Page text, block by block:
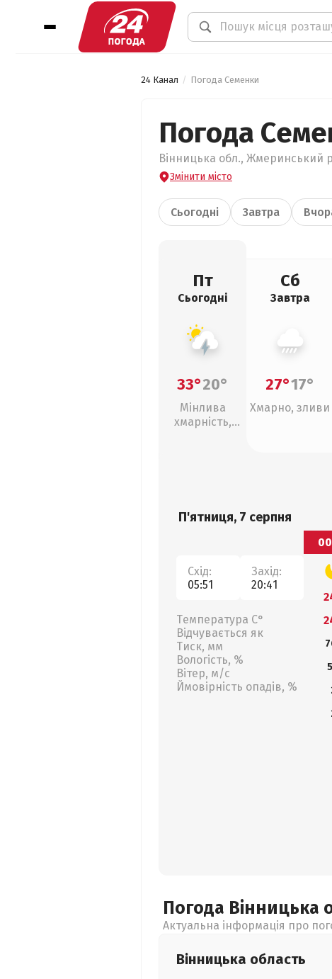
24 Канал Погода Семенки
Погода
Вінницька обл., Жмеринський
Змінити місто
Сьогодні Завтра
Пт
Сьогодні
33°20°
Мінлива
хмарність,
Сб
Завтра
27°17°
Хмарно, зливи
П'ятниця, 7 серпня
Схід:
05:51
Захід:
20:41
Температура С°
Відчувається як
Тиск, мм
Вологість, %
Вітер, м/с
Ймовірність опадів, %
Погода Вінницька
Актуальна інформація про
Вінницька область